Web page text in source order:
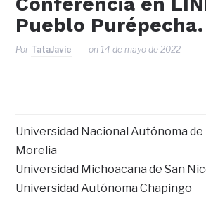
Pueblo Purépecha.
Por TataJavie on14 de mayo de 2022
Universidad Nacional Autónoma de
Morelia
Universidad Michoacana de San
Universidad Autónoma Chapingo